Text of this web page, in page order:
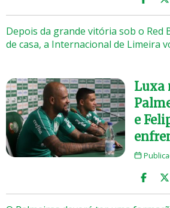
Depois da grande vitória sob o
de casa, a Internacional de Limeira
Luxa
e